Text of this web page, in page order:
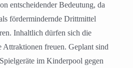
entscheidender Bedeutung, da
fördermindernde Drittmittel
Inhaltlich dürfen sich die
Attraktionen freuen. Geplant sind
im Kinderpool gegen